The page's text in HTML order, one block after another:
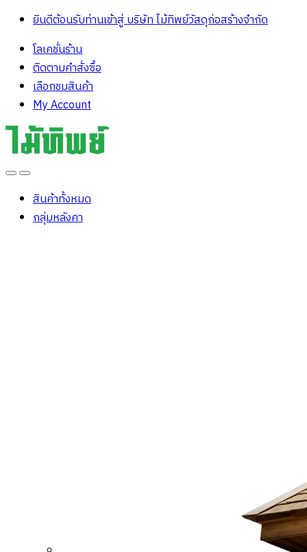
ยินดีต้อนรับท่านเข้าสู่ บริษัท ไม้ทิพย์วัสดุก่อสร้างจํากัด
โลเคชั่นร้าน
ติดตามคำสั่งซื้อ
เลือกชมสินค้า
My Account
OpenClose
สินค้าทั้งหมด
กลุ่มหลังคา